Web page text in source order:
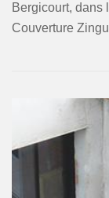
Bergicourt, dans
Couverture